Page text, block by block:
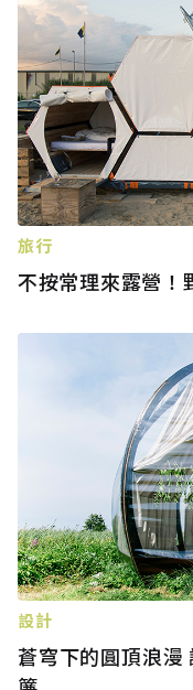
旅行
不按常理來露營！
設計
蒼穹下的圓頂浪漫